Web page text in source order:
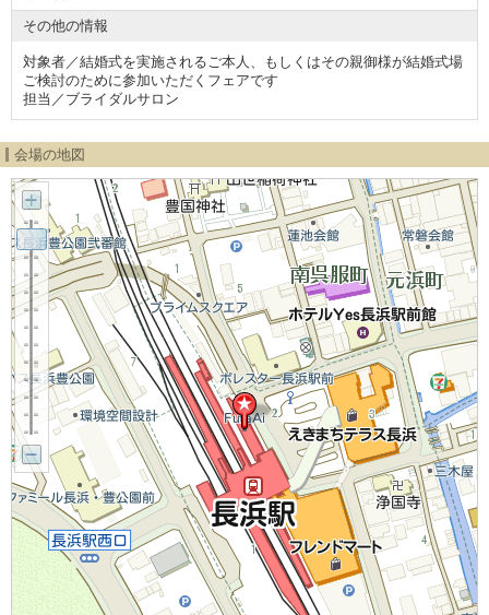
その他の情報
対象者／結婚式を実施されるご本人、もしくはその親御様が結婚式場
ご検討のために参加いただくフェアです
担当／ブライダルサロン
会場の地図